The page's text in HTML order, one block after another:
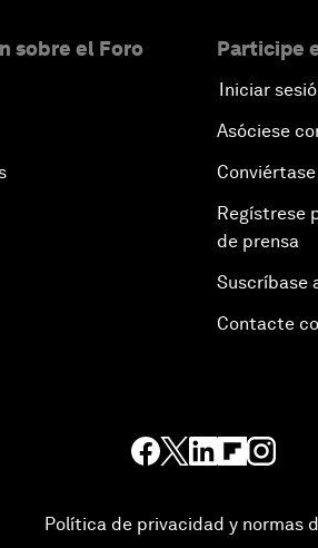
sobre el Foro Participe
Iniciar
Asóciese
Regístrese
de prensa
Suscríbase
Contacte
Política de privacidad y normas